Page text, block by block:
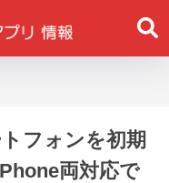
フォンを初期
両対応で